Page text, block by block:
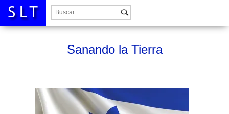
Buscar:
Sanando la Tierra